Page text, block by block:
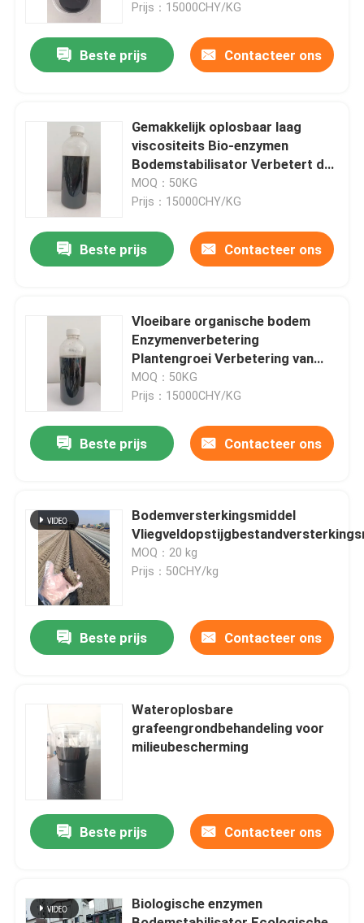
Thuis
Over ons
Fabriekstocht
Kwaliteitscontrole
Neem contact met ons op
Vraag een offerte
Stabilisator van de weggrond
Stabilisator van de bodem met enzymen
Prijs：15000CHY/KG
Beste prijs Contacteer ons
Gemakkelijk oplosbaar laag
viscositeits Bio-enzymen
Bodemstabilisator Verbetert de
bodem op alle soorten
oppervlakken
MOQ：50KG
Prijs：15000CHY/KG
Beste prijs Contacteer ons
Vloeibare organische bodem
Enzymenverbetering
Plantengroei Verbetering van
bodemstructuur Lage viscositeit
MOQ：50KG
Prijs：15000CHY/KG
Beste prijs Contacteer ons
Bodemversterkingsmiddel
MOQ：20 kg
Prijs：50CHY/kg
Beste prijs Contacteer ons
Wateroplosbare
grafeengrondbehandeling voor
milieubescherming
Beste prijs Contacteer ons
Biologische enzymen